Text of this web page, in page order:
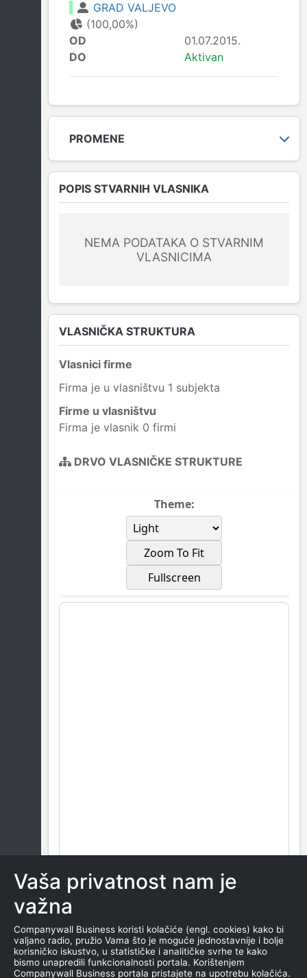
GRAD VALJEVO
(100,00%)
OD
01.07.2015.
DO
Aktivan
PROMENE
POPIS STVARNIH VLASNIKA
NEMA PODATAKA O STVARNIM
VLASNICIMA
VLASNIČKA STRUKTURA
Vlasnici firme
Firma je u vlasništvu 1 subjekta
Firme u vlasništvu
Firma je vlasnik 0 firmi
DRVO VLASNIČKE STRUKTURE
Theme:
Zoom To Fit
Fullscreen
Vaša privatnost nam je
važna
Companywall Business koristi kolačiće (engl. cookies) kako bi
valjano radio, pružio Vama što je moguće jednostavnije i bolje
korisničko iskustvo, u statističke i analitičke svrhe te kako
bismo unapredili funkcionalnosti portala. Korištenjem
Companywall Business portala pristajete na upotrebu kolačića.